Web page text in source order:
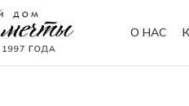
О НАС